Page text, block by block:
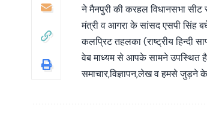
ने मैनपुरी की करहल विधानसभा
मंत्री व आगरा के सांसद एसपी सिंह
कलप्रिट तहलका (राष्ट्रीय हिन्दी
वेब माध्यम से आपके सामने उपस्थित
समाचार,विज्ञापन,लेख व हमसे जुड़ने